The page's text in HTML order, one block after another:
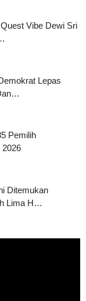
Vibe Dewi Sri
Lepas
Pemilih
2026
Ditemukan
Lima H…